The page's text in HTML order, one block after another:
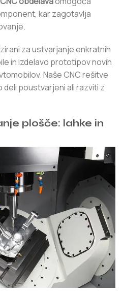
kar zagotavlja
za ustvarjanje enkratnih
in izdelavo prototipov novih
Naše CNC rešitve
poustvarjeni ali razviti z
plošče: lahke in